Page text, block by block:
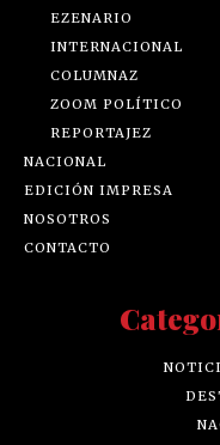
EZENARIO
INTERNACIONAL
COLUMNAZ
ZOOM POLÍTICO
REPORTAJEZ
NACIONAL
EDICIÓN IMPRESA
NOSOTROS
CONTACTO